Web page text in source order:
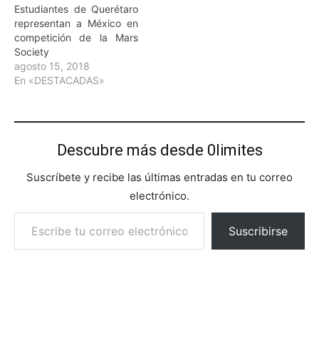
Estudiantes de Querétaro
representan a México en
competición de la Mars
Society
agosto 15, 2018
En «DESTACADAS»
Descubre más desde 0limites
Suscríbete y recibe las últimas entradas en tu correo
electrónico.
Escribe tu correo electrónico…
Suscribirse